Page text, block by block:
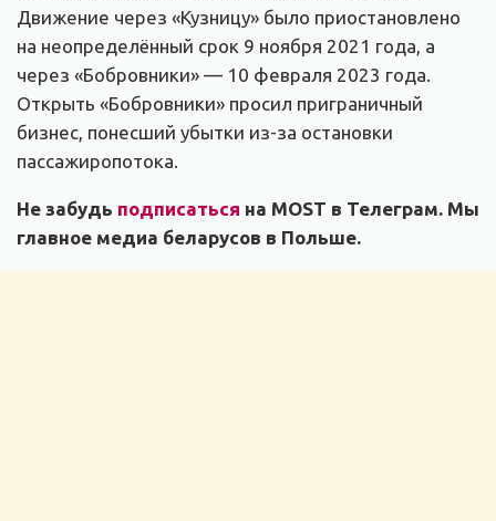
Движение через «Кузницу» было приостановлено
на неопределённый срок 9 ноября 2021 года, а
через «Бобровники» — 10 февраля 2023 года.
Открыть «Бобровники» просил приграничный
бизнес, понесший убытки из-за остановки
пассажиропотока.
Не забудь подписаться на MOST в Телеграм. Мы
главное медиа беларусов в Польше.